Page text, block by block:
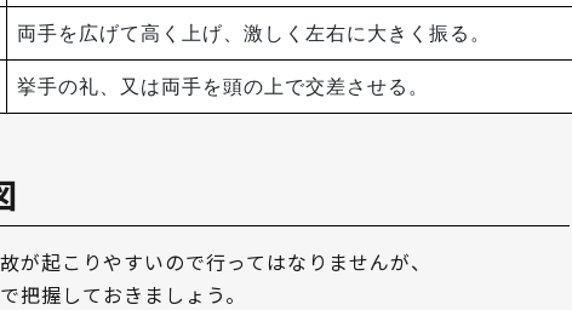
両手を広げて高く上げ、激しく左右に大きく振る。
挙手の礼、又は両手を頭の上で交差させる。
が起こりやすいので行ってはなりませんが、
把握しておきましょう。